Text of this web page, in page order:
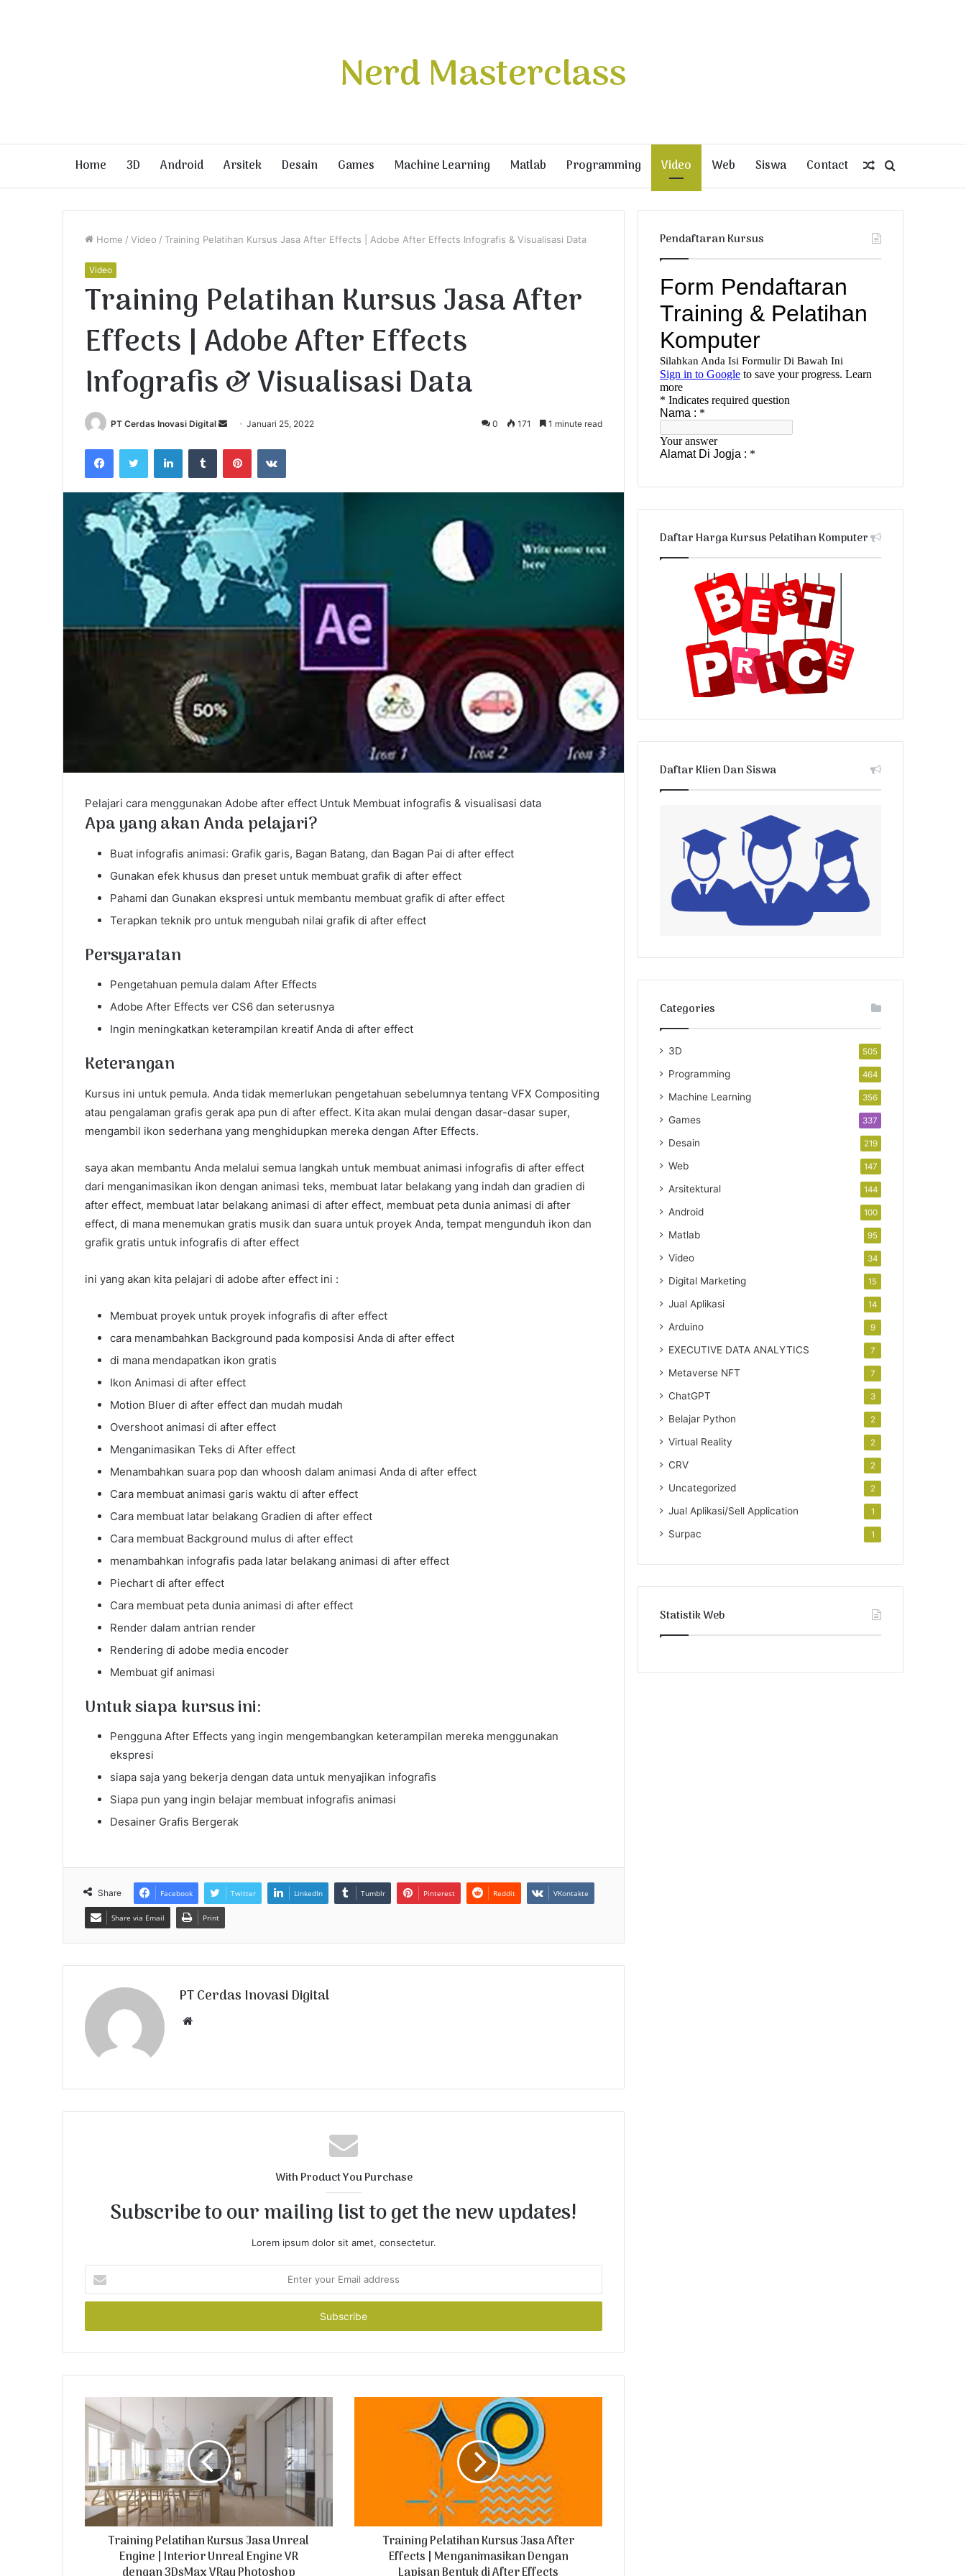
Nerd Masterclass
Home 3D Android Arsitek Desain Games Machine Learning Matlab Programming Video Web Siswa Contact
for
Random
Article
Home / Video / Training Pelatihan Kursus Jasa After Effects | Adobe After Effects Infografis & Visualisasi Data
Video
Training Pelatihan Kursus Jasa After
Effects | Adobe After Effects
Infografis & Visualisasi Data
PT Cerdas Inovasi Digital
d
a
n
e
a
i
Januari 25, 2022 0 171 1 minute read
Pelajari cara menggunakan Adobe after effect Untuk Membuat infografis & visualisasi data
Apa yang akan Anda pelajari?
Buat infografis animasi: Grafik garis, Bagan Batang, dan Bagan Pai di after effect
Gunakan efek khusus dan preset untuk membuat grafik di after effect
Pahami dan Gunakan ekspresi untuk membantu membuat grafik di after effect
Terapkan teknik pro untuk mengubah nilai grafik di after effect
Persyaratan
Pengetahuan pemula dalam After Effects
Adobe After Effects ver CS6 dan seterusnya
Ingin meningkatkan keterampilan kreatif Anda di after effect
Keterangan
Kursus ini untuk pemula. Anda tidak memerlukan pengetahuan sebelumnya tentang VFX Compositing
atau pengalaman grafis gerak apa pun di after effect. Kita akan mulai dengan dasar-dasar super,
mengambil ikon sederhana yang menghidupkan mereka dengan After Effects.
saya akan membantu Anda melalui semua langkah untuk membuat animasi infografis di after effect
dari menganimasikan ikon dengan animasi teks, membuat latar belakang yang indah dan gradien di
after effect, membuat latar belakang animasi di after effect, membuat peta dunia animasi di after
effect, di mana menemukan gratis musik dan suara untuk proyek Anda, tempat mengunduh ikon dan
grafik gratis untuk infografis di after effect
ini yang akan kita pelajari di adobe after effect ini :
Membuat proyek untuk proyek infografis di after effect
cara menambahkan Background pada komposisi Anda di after effect
di mana mendapatkan ikon gratis
Ikon Animasi di after effect
Motion Bluer di after effect dan mudah mudah
Overshoot animasi di after effect
Menganimasikan Teks di After effect
Menambahkan suara pop dan whoosh dalam animasi Anda di after effect
Cara membuat animasi garis waktu di after effect
Cara membuat latar belakang Gradien di after effect
Cara membuat Background mulus di after effect
menambahkan infografis pada latar belakang animasi di after effect
Piechart di after effect
Cara membuat peta dunia animasi di after effect
Render dalam antrian render
Rendering di adobe media encoder
Membuat gif animasi
Untuk siapa kursus ini:
Pengguna After Effects yang ingin mengembangkan keterampilan mereka menggunakan
ekspresi
siapa saja yang bekerja dengan data untuk menyajikan infografis
Siapa pun yang ingin belajar membuat infografis animasi
Desainer Grafis Bergerak
Share Facebook Twitter LinkedIn Tumblr Pinterest Reddit VKontakte
Share via Email Print
PT Cerdas Inovasi Digital
i
With Product You Purchase
Subscribe to our mailing list to get the new updates!
Lorem ipsum dolor sit amet, consectetur.
t
r
u
E
m
a
d
d
r
Training Pelatihan Kursus Jasa Unreal
Engine | Interior Unreal Engine VR
Training Pelatihan Kursus Jasa After
Effects | Menganimasikan Dengan
Pendaftaran Kursus
Daftar Harga Kursus Pelatihan Komputer
Daftar Klien Dan Siswa
Categories
3D 505
Programming 464
Machine Learning 356
Games 337
Desain 219
Web 147
Arsitektural 144
Android 100
Matlab 95
Video 34
Digital Marketing 15
Jual Aplikasi 14
Arduino 9
EXECUTIVE DATA ANALYTICS 7
Metaverse NFT 7
ChatGPT 3
Belajar Python 2
Virtual Reality 2
CRV 2
Uncategorized 2
Jual Aplikasi/Sell Application 1
Surpac 1
Statistik Web